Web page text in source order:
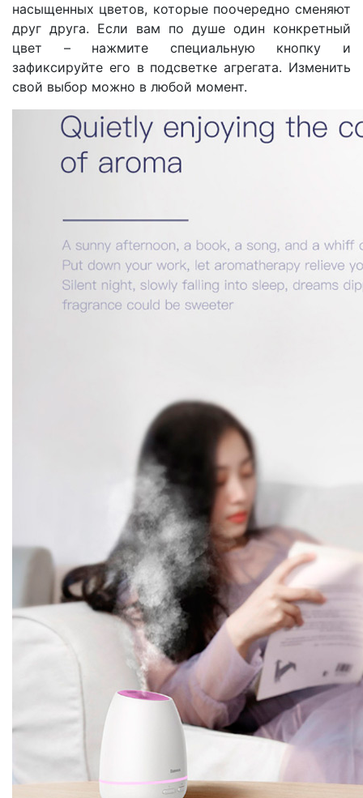
насыщенных цветов, которые поочередно сменяют
друг друга. Если вам по душе один конкретный
цвет – нажмите специальную кнопку и
зафиксируйте его в подсветке агрегата. Изменить
свой выбор можно в любой момент.